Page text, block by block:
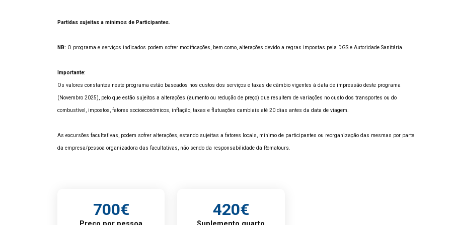
Partidas sujeitas a mínimos de Participantes.
NB: O programa e serviços indicados podem sofrer modificações, bem como, alterações devido a regras impostas pela DGS e Autoridade Sanitária.
Importante:
Os valores constantes neste programa estão baseados nos custos dos serviços e taxas de câmbio vigentes à data de impressão deste programa
(Novembro 2025), pelo que estão sujeitos a alterações (aumento ou redução de preço) que resultem de variações no custo dos transportes ou do
combustível, impostos, fatores socioeconómicos, inflação, taxas e flutuações cambiais até 20 dias antes da data de viagem.
As excursões facultativas, podem sofrer alterações, estando sujeitas a fatores locais, mínimo de participantes ou reorganização das mesmas por parte
da empresa/pessoa organizadora das facultativas, não sendo da responsabilidade da Romatours.
700€ 420€